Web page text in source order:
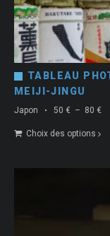
TABLEAU
MEIJI-JINGU
Japon
Choix des options
50 € – 80 €